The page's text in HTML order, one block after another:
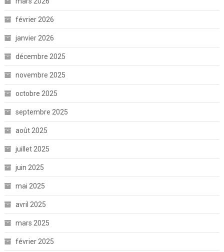
février 2026
janvier 2026
décembre 2025
novembre 2025
octobre 2025
septembre 2025
août 2025
juillet 2025
juin 2025
mai 2025
avril 2025
mars 2025
février 2025